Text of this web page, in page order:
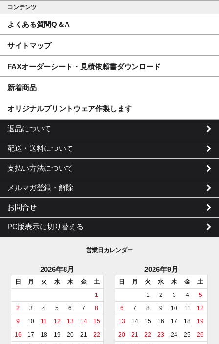
コンテンツ
よくある質問Q＆A
サイトマップ
FAXオーダーシート・見積依頼書ダウンロード
新着商品
オリジナルプリントウェア作製します
返品について
配送・送料について
支払い方法について
メルマガ登録・解除
お問合せ
PC版表示に切り替える
営業日カレンダー
2026年8月
日 月 火 水 木 金
土
1
2
3 4 5 6 7
8
9
10 11 12 13 14
15
16
17 18 19 20 21
22
2026年9月
日 月 火 水 木 金
土
1
2 3 4
5
6
7 8 9 10 11
12
13
14 15 16 17 18
19
20
21 22 23 24 25
26